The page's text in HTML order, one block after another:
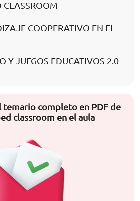
CLASSROOM
COOPERATIVO EN EL
Y JUEGOS EDUCATIVOS 2.0
temario completo en PDF de
classroom en el aula